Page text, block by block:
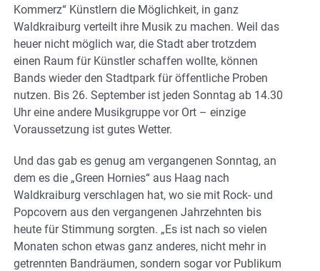
Kommerz“ Künstlern die Möglichkeit, in ganz
Waldkraiburg verteilt ihre Musik zu machen. Weil das
heuer nicht möglich war, die Stadt aber trotzdem
einen Raum für Künstler schaffen wollte, können
Bands wieder den Stadtpark für öffentliche Proben
nutzen. Bis 26. September ist jeden Sonntag ab 14.30
Uhr eine andere Musikgruppe vor Ort – einzige
Voraussetzung ist gutes Wetter.
Und das gab es genug am vergangenen Sonntag, an
dem es die „Green Hornies“ aus Haag nach
Waldkraiburg verschlagen hat, wo sie mit Rock- und
Popcovern aus den vergangenen Jahrzehnten bis
heute für Stimmung sorgten. „Es ist nach so vielen
Monaten schon etwas ganz anderes, nicht mehr in
getrennten Bandräumen, sondern sogar vor Publikum